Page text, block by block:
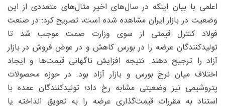
اعلمی با بیان اینکه در سال‌های اخیر مثال‌های متعددی از این
وضعیت در بازار ایران مشاهده شده است، تصریح کرد: در صنعت
فولاد کنترل قیمتی از سوی وزارت صمت موجب شد تا
تولیدکنندگان عرضه را در بورس کاهش و در عوض فروش در بازار
آزاد را ترجیح دهند. نتیجه افزایش ناگهانی قیمت‌ها و ایجاد
اختلاف میان نرخ بورس و بازار آزاد بود. در حوزه محصولات
پتروشیمی نیز وضعیتی مشابه رخ داد؛ تولیدکنندگان عمده با
استناد به مقررات قیمت‌گذاری عرضه را به تعویق انداخته یا